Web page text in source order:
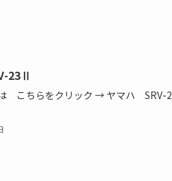
23Ⅱ
こちらをクリック → ヤマハ SRV-